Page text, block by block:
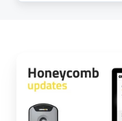
función
Honeycomb:
Umbral